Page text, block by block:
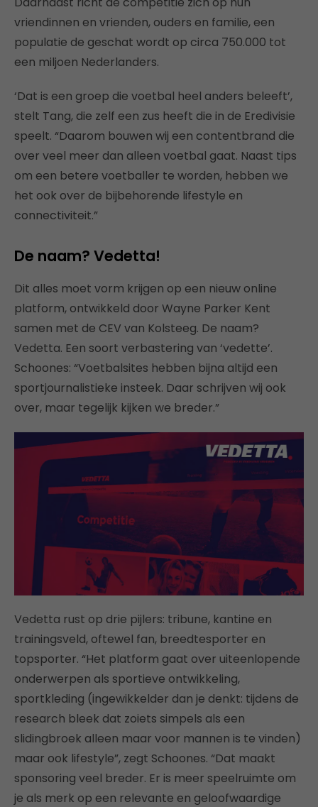
vriendinnen en vrienden, ouders en familie, een
populatie de geschat wordt op circa 750.000 tot
een miljoen Nederlanders.
‘Dat is een groep die voetbal heel anders beleeft’,
stelt Tang, die zelf een zus heeft die in de Eredivisie
speelt. “Daarom bouwen wij een contentbrand die
over veel meer dan alleen voetbal gaat. Naast tips
om een betere voetballer te worden, hebben we
het ook over de bijbehorende lifestyle en
connectiviteit.”
De naam? Vedetta!
Dit alles moet vorm krijgen op een nieuw online
platform, ontwikkeld door Wayne Parker Kent
samen met de CEV van Kolsteeg. De naam?
Vedetta. Een soort verbastering van ‘vedette’.
Schoones: “Voetbalsites hebben bijna altijd een
sportjournalistieke insteek. Daar schrijven wij ook
over, maar tegelijk kijken we breder.”
Vedetta rust op drie pijlers: tribune, kantine en
trainingsveld, oftewel fan, breedtesporter en
topsporter. “Het platform gaat over uiteenlopende
onderwerpen als sportieve ontwikkeling,
sportkleding (ingewikkelder dan je denkt: tijdens de
research bleek dat zoiets simpels als een
slidingbroek alleen maar voor mannen is te vinden)
maar ook lifestyle”, zegt Schoones. “Dat maakt
sponsoring veel breder. Er is meer speelruimte om
je als merk op een relevante en geloofwaardige